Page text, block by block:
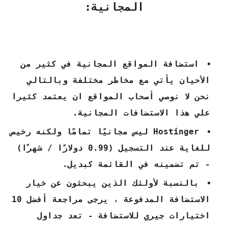
المجانية:
استضافة المواقع المجانية في كثير من
الأحيان يأتي مع مخاطر مختلفة وبالتالي
نحن لا نوصي أصحاب المواقع ان يعتمد كثيرا
علي هذا الاستضافات المجانية.
Hostinger ليس مجانيًا تمامًا ولكنه رخيص
للغاية عند التسجيل (0.99 دولارًا / شهرًا)
- تم تضمينه في القائمة كبديل.
بالنسبة لأولئك الذين يبحثون عن خيار
الاستضافة المدفوعة ، يرجى مراجعة أفضل 10
اختيارات جيري للاستضافة - تعد جداول